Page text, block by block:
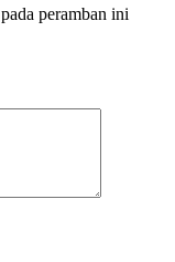
peramban ini